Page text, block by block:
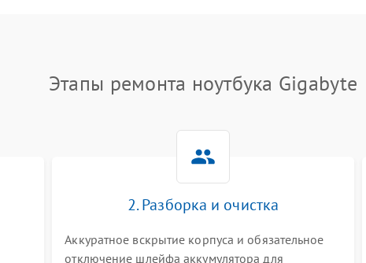
устройства или разъёма питания
85 мин 1 год
медленная загрузка, ошибки
80 мин
Этапы ремонта ноутбука Gigabyte
2. Разборка и очистка
Аккуратное вскрытие корпуса и обязательное
отключение шлейфа аккумулятора для